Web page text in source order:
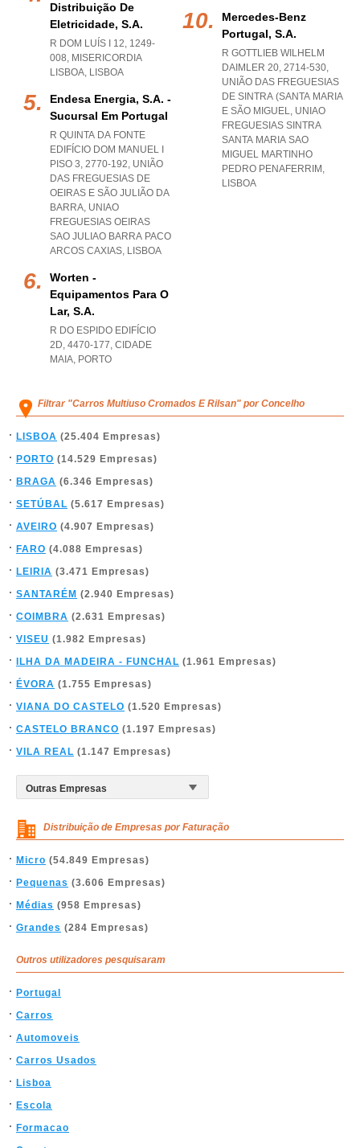
Distribuição De
Eletricidade, S.a.
R DOM LUÍS I 12, 1249-
008, MISERICORDIA
LISBOA, LISBOA
Endesa Energia, S.a. -
Sucursal Em Portugal
R QUINTA DA FONTE
EDIFÍCIO DOM MANUEL I
PISO 3, 2770-192, UNIÃO
DAS FREGUESIAS DE
OEIRAS E SÃO JULIÃO DA
BARRA, UNIAO
FREGUESIAS OEIRAS
SAO JULIAO BARRA PACO
ARCOS CAXIAS, LISBOA
Worten -
Equipamentos Para O
Lar, S.a.
R DO ESPIDO EDIFÍCIO
2D, 4470-177, CIDADE
MAIA, PORTO
Mercedes-Benz
Portugal, S.a.
R GOTTLIEB WILHELM
DAIMLER 20, 2714-530,
UNIÃO DAS FREGUESIAS
DE SINTRA (SANTA MARIA
E SÃO MIGUEL, UNIAO
FREGUESIAS SINTRA
SANTA MARIA SAO
MIGUEL MARTINHO
PEDRO PENAFERRIM ,
LISBOA
Filtrar "Carros Multiuso Cromados E Rilsan" por Concelho
LISBOA (25.404 Empresas)
PORTO (14.529 Empresas)
BRAGA (6.346 Empresas)
SETÚBAL (5.617 Empresas)
AVEIRO (4.907 Empresas)
FARO (4.088 Empresas)
LEIRIA (3.471 Empresas)
SANTARÉM (2.940 Empresas)
COIMBRA (2.631 Empresas)
VISEU (1.982 Empresas)
ILHA DA MADEIRA - FUNCHAL (1.961 Empresas)
ÉVORA (1.755 Empresas)
VIANA DO CASTELO (1.520 Empresas)
CASTELO BRANCO (1.197 Empresas)
VILA REAL (1.147 Empresas)
Distribuição de Empresas por Faturação
Micro (54.849 Empresas)
Pequenas (3.606 Empresas)
Médias (958 Empresas)
Grandes (284 Empresas)
Outros utilizadores pesquisaram
Portugal
Carros
Automoveis
Carros Usados
Lisboa
Escola
Formacao